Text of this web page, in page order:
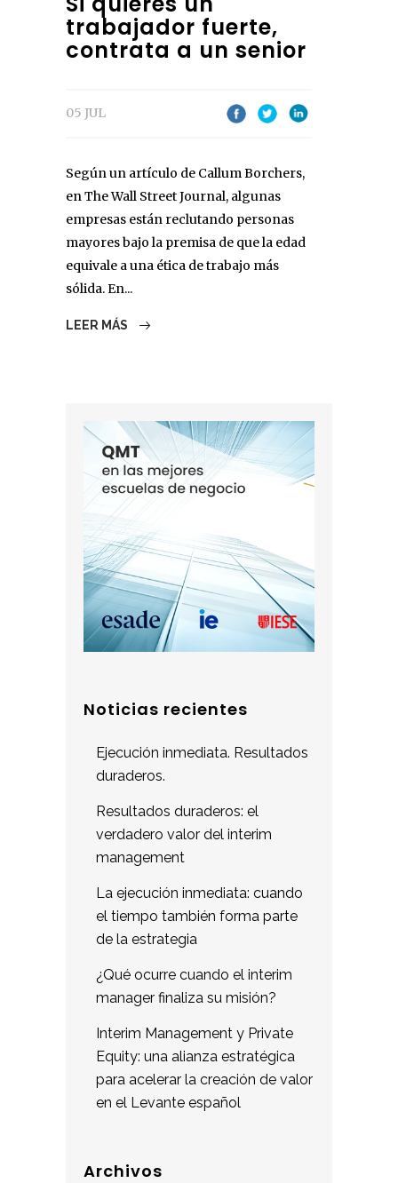
trabajador fuerte,
contrata a un senior
05 JUL
Según un artículo de Callum Borchers,
en The Wall Street Journal, algunas
empresas están reclutando personas
mayores bajo la premisa de que la edad
equivale a una ética de trabajo más
sólida. En...
LEER MÁS
Noticias recientes
Ejecución inmediata. Resultados
duraderos.
Resultados duraderos: el
verdadero valor del interim
management
La ejecución inmediata: cuando
el tiempo también forma parte
de la estrategia
¿Qué ocurre cuando el interim
manager finaliza su misión?
Interim Management y Private
Equity: una alianza estratégica
para acelerar la creación de valor
en el Levante español
Archivos